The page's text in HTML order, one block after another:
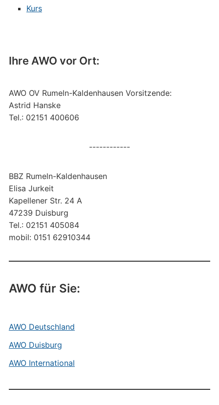
Ihre AWO vor Ort:
AWO OV Rumeln-Kaldenhausen Vorsitzende:
Astrid Hanske
Tel.: 02151 400606
------------
BBZ Rumeln-Kaldenhausen
Elisa Jurkeit
Kapellener Str. 24 A
47239 Duisburg
Tel.: 02151 405084
mobil: 0151 62910344
AWO für Sie:
AWO Deutschland
AWO Duisburg
AWO International
Kurs